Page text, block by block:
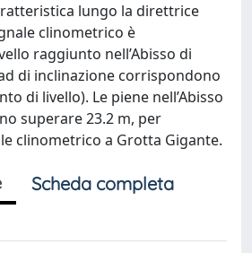
lungo la direttrice
clinometrico è
raggiunto nell’Abisso di
di inclinazione corrispondono
di livello). Le piene nell’Abisso
superare 23.2 m, per
clinometrico a Grotta Gigante.
Scheda completa